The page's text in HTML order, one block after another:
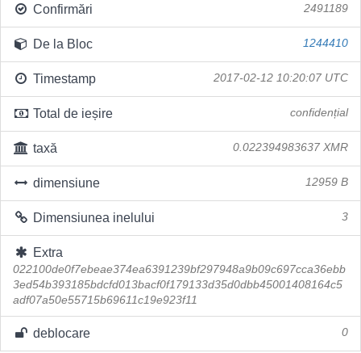
Confirmări 2491189
De la Bloc 1244410
Timestamp 2017-02-12 10:20:07 UTC
Total de ieșire confidențial
taxă 0.022394983637 XMR
dimensiune 12959 B
Dimensiunea inelului 3
Extra
022100de0f7ebeae374ea6391239bf297948a9b09c697cca36ebb
3ed54b393185bdcfd013bacf0f179133d35d0dbb45001408164c5
adf07a50e55715b69611c19e923f11
deblocare 0